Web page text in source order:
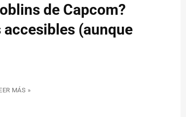
de Capcom?
(aunque
MÁS »